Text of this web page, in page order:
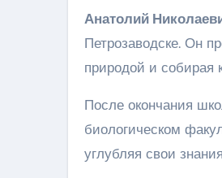
Анатолий
Петрозаводске. Он
природой и собирая
После окончания
биологическом
углубляя свои